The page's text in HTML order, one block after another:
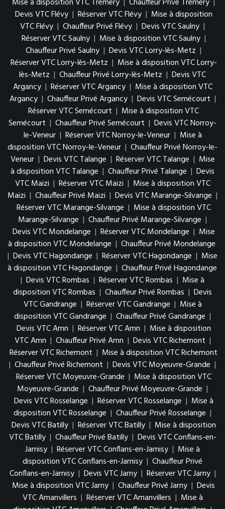
Devis VTC Flévy | Réserver VTC Flévy | Mise à disposition
VTC Flévy | Chauffeur Privé Flévy | Devis VTC Saulny |
Réserver VTC Saulny | Mise à disposition VTC Saulny |
Chauffeur Privé Saulny | Devis VTC Lorry-lès-Metz |
Réserver VTC Lorry-lès-Metz | Mise à disposition VTC Lorry-
lès-Metz | Chauffeur Privé Lorry-lès-Metz | Devis VTC
Argancy | Réserver VTC Argancy | Mise à disposition VTC
Argancy | Chauffeur Privé Argancy | Devis VTC Semécourt |
Réserver VTC Semécourt | Mise à disposition VTC
Semécourt | Chauffeur Privé Semécourt | Devis VTC Norroy-
le-Veneur | Réserver VTC Norroy-le-Veneur | Mise à
disposition VTC Norroy-le-Veneur | Chauffeur Privé Norroy-le-
Veneur | Devis VTC Talange | Réserver VTC Talange | Mise
à disposition VTC Talange | Chauffeur Privé Talange | Devis
VTC Maizi | Réserver VTC Maizi | Mise à disposition VTC
Maizi | Chauffeur Privé Maizi | Devis VTC Marange-Silvange |
Réserver VTC Marange-Silvange | Mise à disposition VTC
Marange-Silvange | Chauffeur Privé Marange-Silvange |
Devis VTC Mondelange | Réserver VTC Mondelange | Mise
à disposition VTC Mondelange | Chauffeur Privé Mondelange
| Devis VTC Hagondange | Réserver VTC Hagondange | Mise
à disposition VTC Hagondange | Chauffeur Privé Hagondange
| Devis VTC Rombas | Réserver VTC Rombas | Mise à
disposition VTC Rombas | Chauffeur Privé Rombas | Devis
VTC Gandrange | Réserver VTC Gandrange | Mise à
disposition VTC Gandrange | Chauffeur Privé Gandrange |
Devis VTC Amn | Réserver VTC Amn | Mise à disposition
VTC Amn | Chauffeur Privé Amn | Devis VTC Richemont |
Réserver VTC Richemont | Mise à disposition VTC Richemont
| Chauffeur Privé Richemont | Devis VTC Moyeuvre-Grande |
Réserver VTC Moyeuvre-Grande | Mise à disposition VTC
Moyeuvre-Grande | Chauffeur Privé Moyeuvre-Grande |
Devis VTC Rosselange | Réserver VTC Rosselange | Mise à
disposition VTC Rosselange | Chauffeur Privé Rosselange |
Devis VTC Batilly | Réserver VTC Batilly | Mise à disposition
VTC Batilly | Chauffeur Privé Batilly | Devis VTC Conflans-en-
Jarnisy | Réserver VTC Conflans-en-Jarnisy | Mise à
disposition VTC Conflans-en-Jarnisy | Chauffeur Privé
Conflans-en-Jarnisy | Devis VTC Jarny | Réserver VTC Jarny |
Mise à disposition VTC Jarny | Chauffeur Privé Jarny | Devis
VTC Amanvillers | Réserver VTC Amanvillers | Mise à